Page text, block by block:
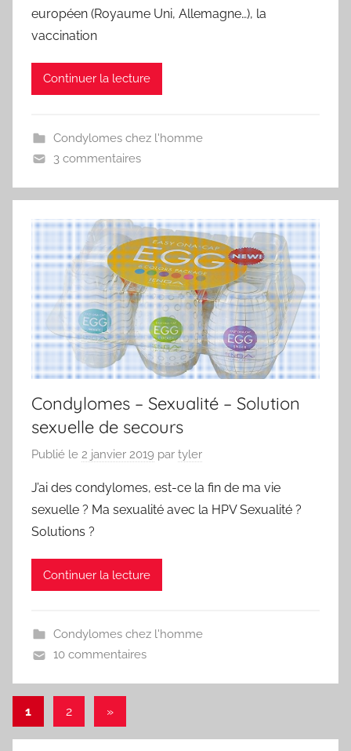
européen (Royaume Uni, Allemagne…), la
vaccination
Continuer la lecture
Condylomes chez l'homme
3 commentaires
Condylomes – Sexualité – Solution
sexuelle de secours
Publié le 2 janvier 2019 par tyler
J’ai des condylomes, est-ce la fin de ma vie
sexuelle ? Ma sexualité avec la HPV Sexualité ?
Solutions ?
Continuer la lecture
Condylomes chez l'homme
10 commentaires
Pagination
des
1 2
Articles
»